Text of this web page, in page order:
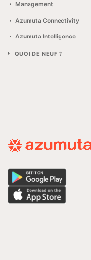
Management
Azumuta Connectivity
Azumuta Intelligence
QUOI DE NEUF ?